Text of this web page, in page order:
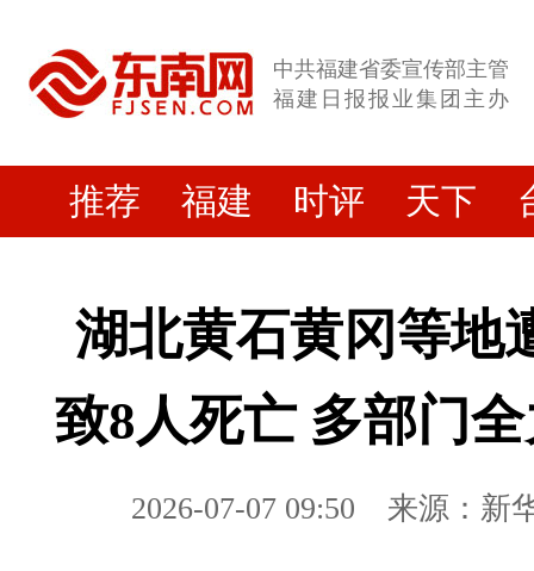
中共福建省委宣传部主管
福建日报报业集团主办
推荐 福建 时评 天下
湖北黄石黄冈等地
致8人死亡 多部门
2026-07-07 09:50 来源：新